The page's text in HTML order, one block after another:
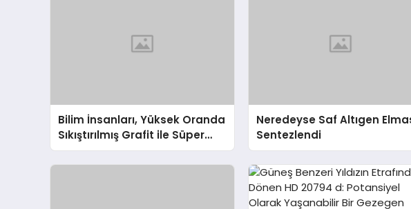
Bilim İnsanları, Yüksek Oranda
Sıkıştırılmış Grafit ile Süper
Elmas Üretmeyi Başardı
Neredeyse Saf Altıgen
Sentezlendi